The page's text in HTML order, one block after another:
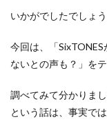
いかがでしたでしょう
今回は、「
ないとの声も？」を
調べてみて分かりま
という話は、事実で